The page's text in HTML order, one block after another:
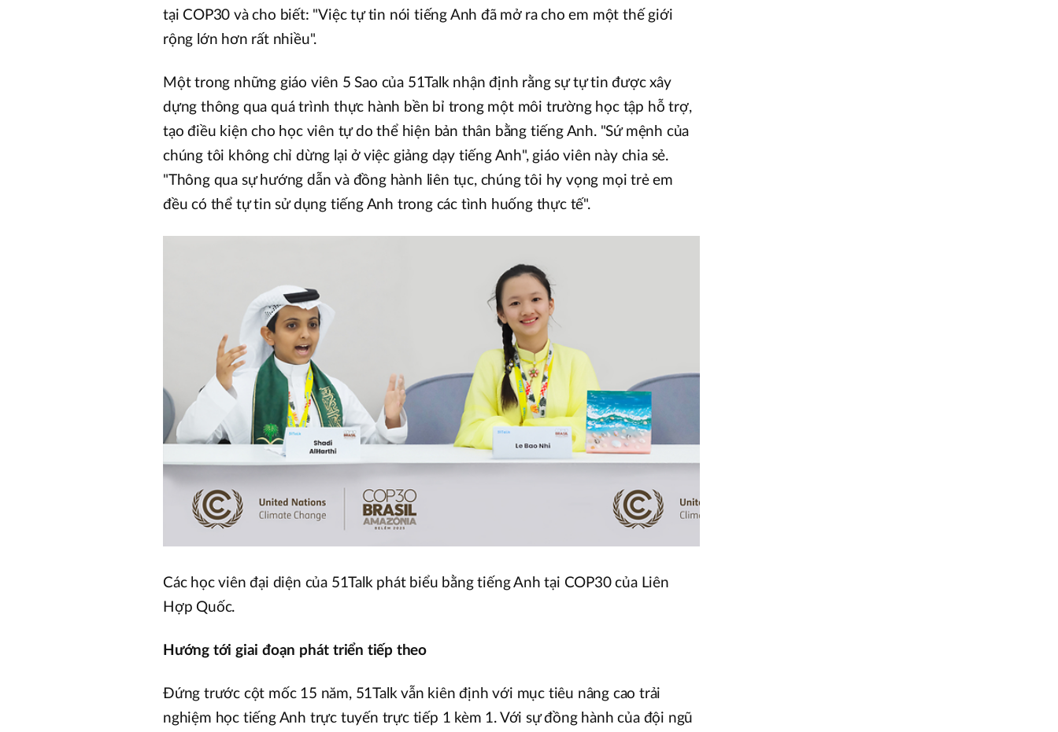
tại COP30 và cho biết: "Việc tự tin nói tiếng Anh đã mở ra cho em một thế giới
rộng lớn hơn rất nhiều".
Một trong những giáo viên 5 Sao của 51Talk nhận định rằng sự tự tin được xây
dựng thông qua quá trình thực hành bền bỉ trong một môi trường học tập hỗ trợ,
tạo điều kiện cho học viên tự do thể hiện bản thân bằng tiếng Anh. "Sứ mệnh của
chúng tôi không chỉ dừng lại ở việc giảng dạy tiếng Anh", giáo viên này chia sẻ.
"Thông qua sự hướng dẫn và đồng hành liên tục, chúng tôi hy vọng mọi trẻ em
đều có thể tự tin sử dụng tiếng Anh trong các tình huống thực tế".
Các học viên đại diện của 51Talk phát biểu bằng tiếng Anh tại COP30 của Liên
Hợp Quốc.
Hướng tới giai đoạn phát triển tiếp theo
Đứng trước cột mốc 15 năm, 51Talk vẫn kiên định với mục tiêu nâng cao trải
nghiệm học tiếng Anh trực tuyến trực tiếp 1 kèm 1. Với sự đồng hành của đội ngũ